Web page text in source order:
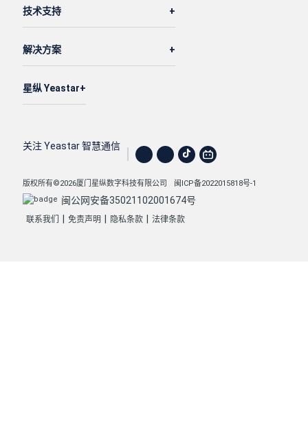
技术支持
解决方案
星纵 Yeastar
关注 Yeastar 智慧通信
版权所有©2026厦门星纵数字科技有限公司 闽ICP备2022015818号-1
闽公网安备35021102001674号
联系我们 免责声明 隐私条款 法律条款